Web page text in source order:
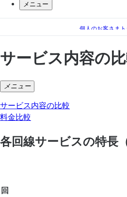
メニュー
個人のお客さま
電話
サービス内容の
サービス内容の
メニュー
サービス内容の比較
料金比較
各回線サービスの特長
回